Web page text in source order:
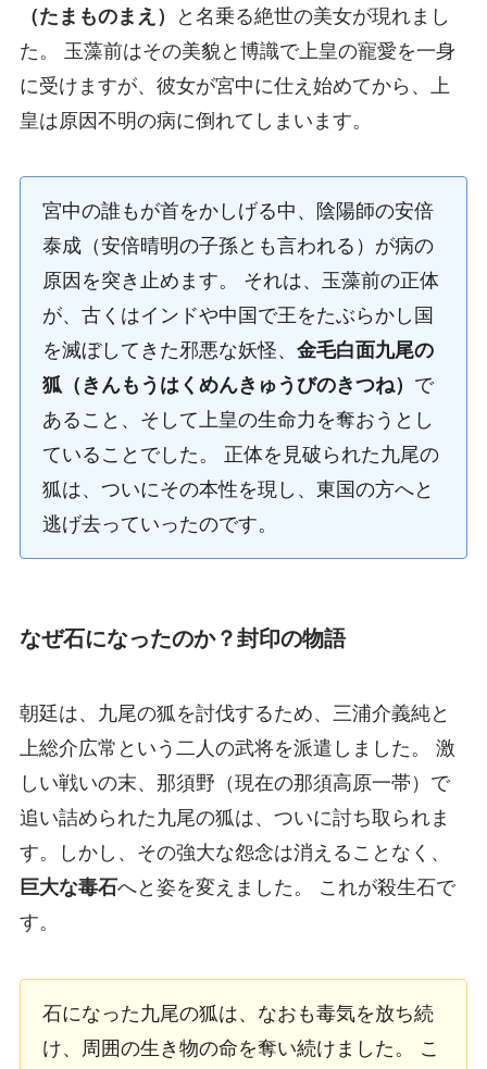
（たまものまえ）
と名乗る絶世の美女が現れまし
た。 玉藻前はその美貌と博識で上皇の寵愛を一身
に受けますが、彼女が宮中に仕え始めてから、上
皇は原因不明の病に倒れてしまいます。
宮中の誰もが首をかしげる中、陰陽師の安倍
泰成（安倍晴明の子孫とも言われる）が病の
原因を突き止めます。 それは、玉藻前の正体
が、古くはインドや中国で王をたぶらかし国
を滅ぼしてきた邪悪な妖怪、 金毛白面九尾の
狐（きんもうはくめんきゅうびのきつね） で
あること、そして上皇の生命力を奪おうとし
ていることでした。 正体を見破られた九尾の
狐は、ついにその本性を現し、東国の方へと
逃げ去っていったのです。
なぜ石になったのか？封印の物語
朝廷は、九尾の狐を討伐するため、三浦介義純と
上総介広常という二人の武将を派遣しました。 激
しい戦いの末、那須野（現在の那須高原一帯）で
追い詰められた九尾の狐は、ついに討ち取られま
す。しかし、その強大な怨念は消えることなく、
巨大な毒石へと姿を変えました。 これが殺生石で
す。
石になった九尾の狐は、なおも毒気を放ち続
け、周囲の生き物の命を奪い続けました。 こ